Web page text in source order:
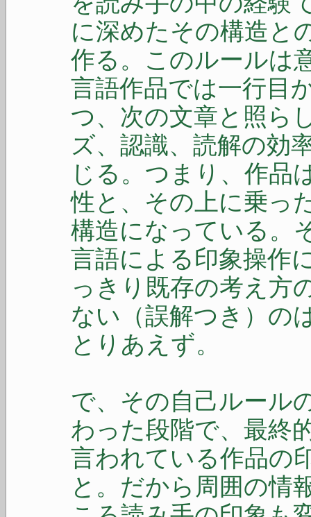
に深めたその構造と
作る。このルールは
言語作品では一行目
つ、次の文章と照ら
ズ、認識、読解の効
じる。つまり、作品
性と、その上に乗っ
構造になっている。
言語による印象操作
っきり既存の考え方
ない（誤解つき）の
とりあえず。
で、その自己ルール
わった段階で、最終
言われている作品の
と。だから周囲の情